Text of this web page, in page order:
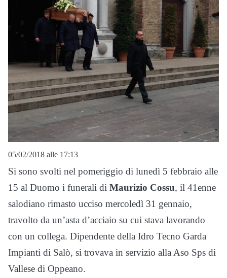
05/02/2018 alle 17:13
Si sono svolti nel pomeriggio di lunedì 5 febbraio alle
15 al Duomo i funerali di Maurizio Cossu, il 41enne
salodiano rimasto ucciso mercoledì 31 gennaio,
travolto da un’asta d’acciaio su cui stava lavorando
con un collega. Dipendente della Idro Tecno Garda
Impianti di Salò, si trovava in servizio alla Aso Sps di
Vallese di Oppeano.